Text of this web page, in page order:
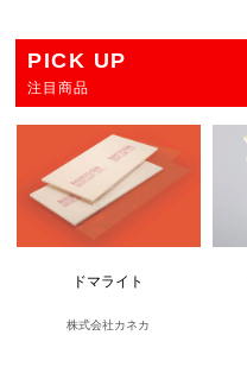
PICK UP
注目商品
ドマライト
株式会社カネカ